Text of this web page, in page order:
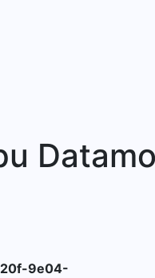
9e04-